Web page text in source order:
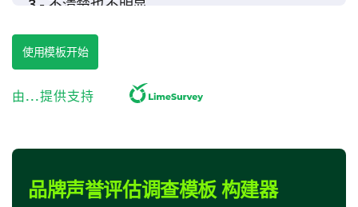
3 - 不清楚也不明显
5 - 非常清楚
1 2 4
了解您如何与我们的品牌互动将帮助我们改善体验。
请对以下陈述的同意程度进行评价
使用模板开始
由...提供支持
品牌声誉评估调查模板 构建器